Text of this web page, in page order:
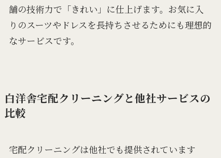
舗の技術力で「きれい」に仕上げます。お気に入
りのスーツやドレスを長持ちさせるためにも理想的
なサービスです。
白洋舎宅配クリーニングと他社サービスの
比較
宅配クリーニングは他社でも提供されています